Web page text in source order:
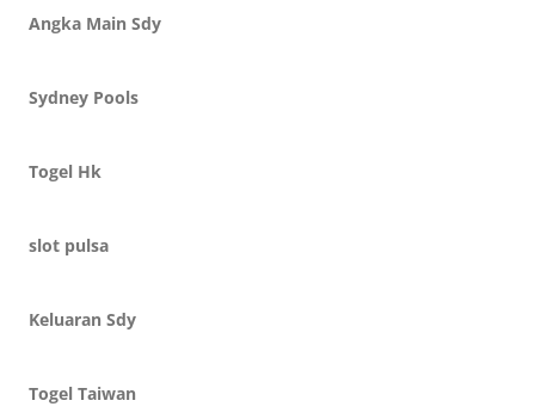
Angka Main Sdy
Sydney Pools
Togel Hk
slot pulsa
Keluaran Sdy
Togel Taiwan